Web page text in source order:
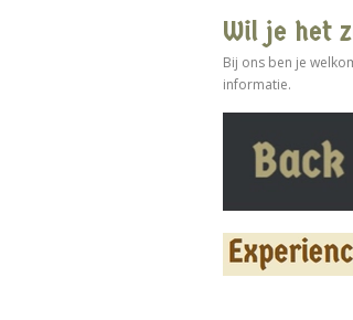
Wil je het
Bij ons ben je
informatie.